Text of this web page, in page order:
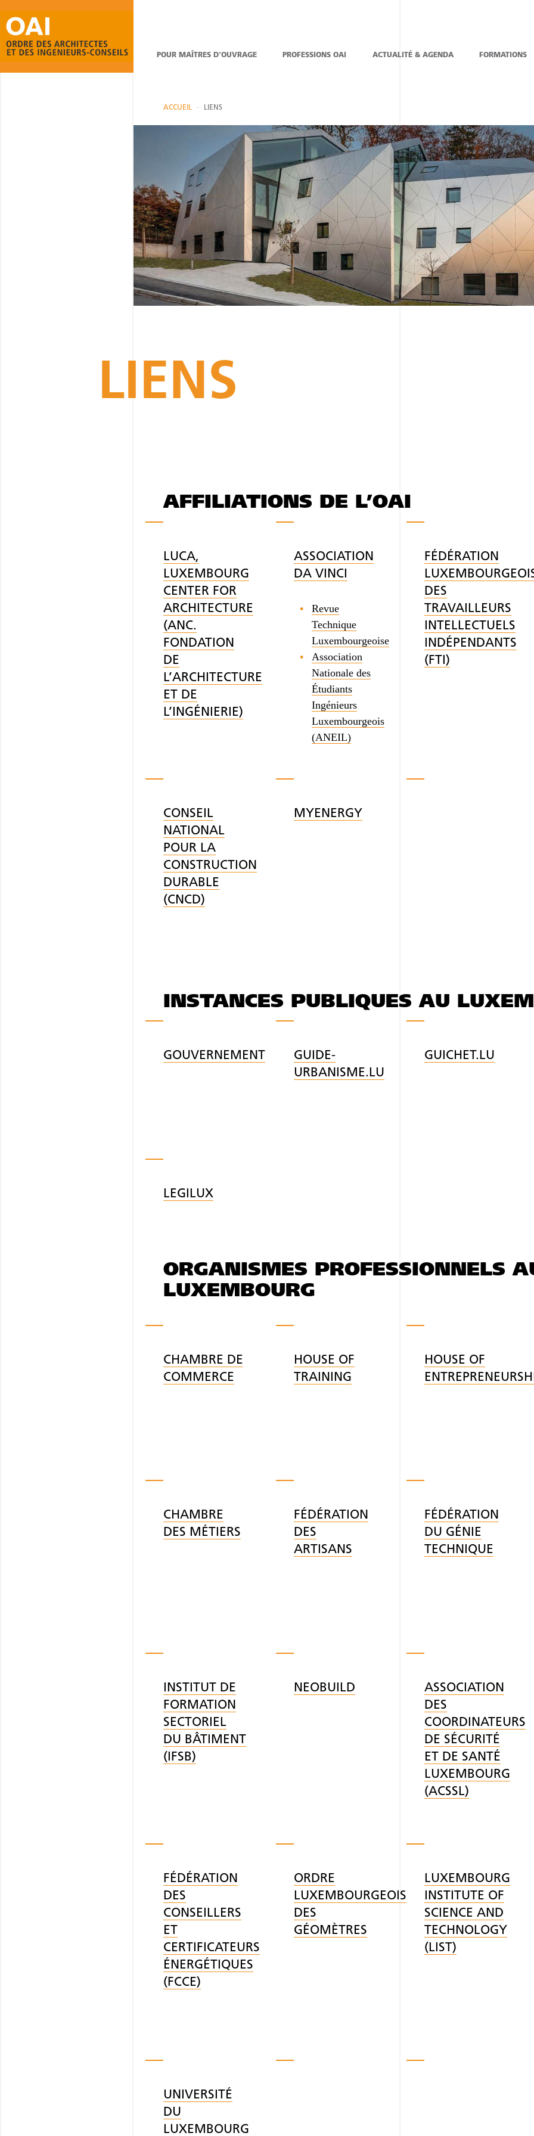
POUR MAÎTRES D'OUVRAGE PROFESSIONS OAI ACTUALITÉ & AGENDA FORMATIONS
ACCUEIL LIENS
LIENS
AFFILIATIONS DE L’OAI
LUCA,
LUXEMBOURG
CENTER FOR
ARCHITECTURE
(ANC.
FONDATION
DE
L’ARCHITECTURE
ET DE
L’INGÉNIERIE)
ASSOCIATION
DA VINCI
Revue
Technique
Luxembourgeoise
Association
Nationale des
Étudiants
Ingénieurs
Luxembourgeois
(ANEIL)
FÉDÉRATION
DES
TRAVAILLEURS
INTELLECTUELS
INDÉPENDANTS
(FTI)
CONSEIL
NATIONAL
POUR LA
CONSTRUCTION
DURABLE
(CNCD)
MYENERGY
INSTANCES PUBLIQUES AU
GOUVERNEMENT
GUIDE-
URBANISME.LU
GUICHET.LU
LEGILUX
ORGANISMES PROFESSIONNELS
LUXEMBOURG
CHAMBRE DE
COMMERCE
HOUSE OF
TRAINING
HOUSE OF
CHAMBRE
DES MÉTIERS
FÉDÉRATION
DES
ARTISANS
FÉDÉRATION
DU GÉNIE
TECHNIQUE
INSTITUT DE
FORMATION
SECTORIEL
DU BÂTIMENT
(IFSB)
NEOBUILD
ASSOCIATION
DES
COORDINATEURS
DE SÉCURITÉ
ET DE SANTÉ
LUXEMBOURG
(ACSSL)
FÉDÉRATION
DES
CONSEILLERS
ET
CERTIFICATEURS
ÉNERGÉTIQUES
(FCCE)
ORDRE
LUXEMBOURGEOIS
DES
GÉOMÈTRES
LUXEMBOURG
INSTITUTE OF
SCIENCE AND
TECHNOLOGY
(LIST)
UNIVERSITÉ
DU
LUXEMBOURG